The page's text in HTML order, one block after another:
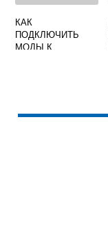
КАК
ПОДКЛЮЧИТЬ
МОДЫ К